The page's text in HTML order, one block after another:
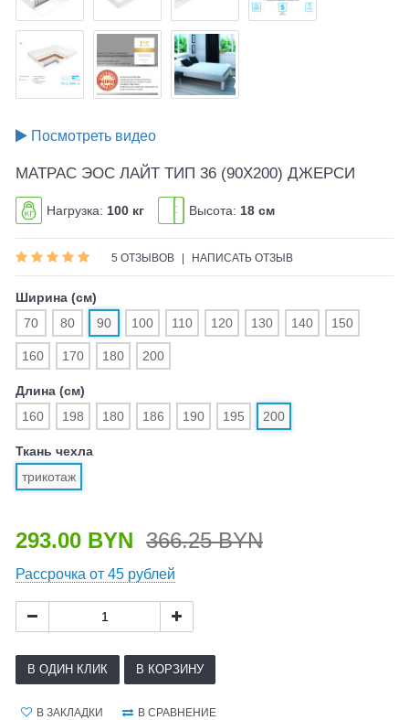
Посмотреть видео
МАТРАС ЭОС ЛАЙТ ТИП 36 (90X200) ДЖЕРСИ
Нагрузка: 100 кг Высота: 18 см
5 ОТЗЫВОВ НАПИСАТЬ ОТЗЫВ
Ширина (см)
70
80 90 100 110 120 130 140 150
160 170 180 200
Длина (см)
160
198 180 186 190 195 200
Ткань чехла
трикотаж
293.00 BYN 366.25 BYN
Рассрочка от 45 рублей
В ОДИН КЛИК В КОРЗИНУ
В ЗАКЛАДКИ В СРАВНЕНИЕ